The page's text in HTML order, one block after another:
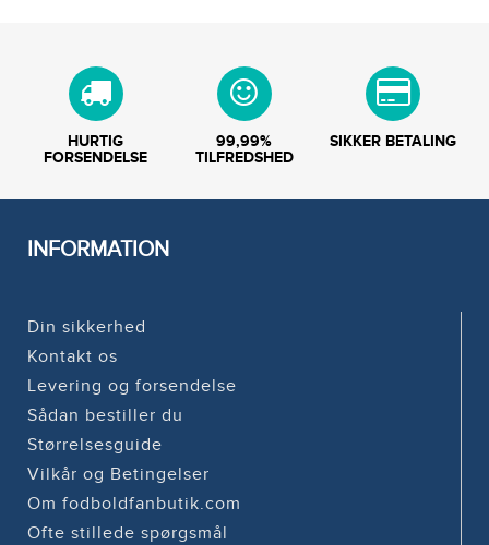
HURTIG
FORSENDELSE
99,99%
TILFREDSHED
SIKKER BETALING
INFORMATION
Din sikkerhed
Kontakt os
Levering og forsendelse
Sådan bestiller du
Størrelsesguide
Vilkår og Betingelser
Om fodboldfanbutik.com
Ofte stillede spørgsmål